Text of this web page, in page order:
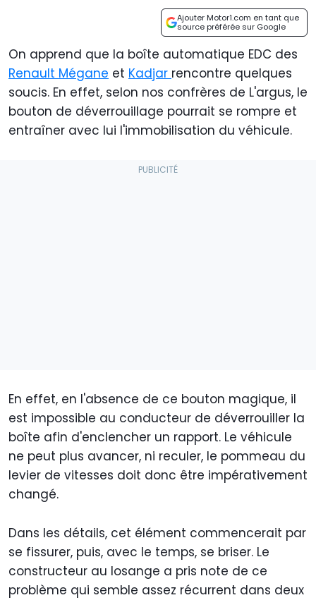
Ajouter Motor1.com en tant que
source préférée sur Google
On apprend que la boîte automatique EDC des
Renault Mégane et Kadjar rencontre quelques
soucis. En effet, selon nos confrères de L'argus, le
bouton de déverrouillage pourrait se rompre et
entraîner avec lui l'immobilisation du véhicule.
En effet, en l'absence de ce bouton magique, il
est impossible au conducteur de déverrouiller la
boîte afin d'enclencher un rapport. Le véhicule
ne peut plus avancer, ni reculer, le pommeau du
levier de vitesses doit donc être impérativement
changé.
Dans les détails, cet élément commencerait par
se fissurer, puis, avec le temps, se briser. Le
constructeur au losange a pris note de ce
problème qui semble assez récurrent dans deux